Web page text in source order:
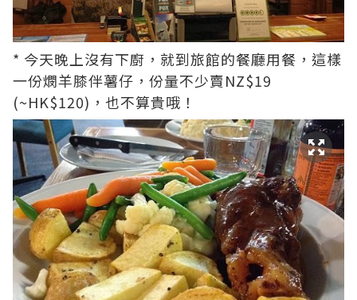
* 今天晚上沒有下廚，就到旅館的餐廳用餐，這樣
一份燘羊膝伴薯仔，份量不少賣NZ$19
(~HK$120)，也不算貴哦！